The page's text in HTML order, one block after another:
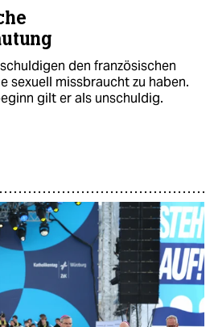
den französischen
sexuell missbraucht zu haben.
gilt er als unschuldig.